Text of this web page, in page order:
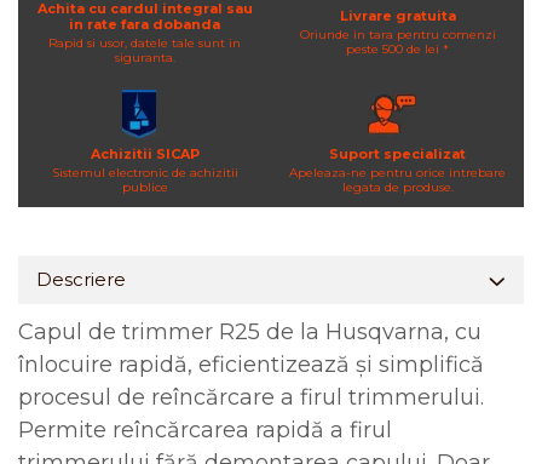
Achita cu cardul integral sau
in rate fara dobanda
Rapid si usor, datele tale sunt in
siguranta.
Livrare gratuita
Oriunde in tara pentru comenzi
peste 500 de lei *
Achizitii SICAP
Sistemul electronic de achizitii
publice
Suport specializat
Apeleaza-ne pentru orice intrebare
legata de produse.
Descriere
Capul de trimmer R25 de la Husqvarna, cu
înlocuire rapidă, eficientizează și simplifică
procesul de reîncărcare a firul trimmerului.
Permite reîncărcarea rapidă a firul